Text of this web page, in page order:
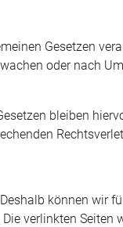
Gesetzen
oder nach
bleiben
können wir
verlinkten